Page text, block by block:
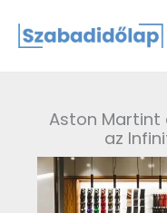
content
Aston Martint
az